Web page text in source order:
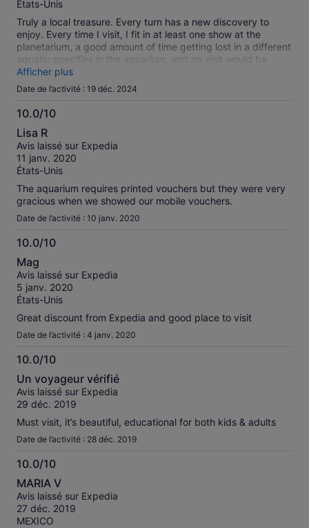
États-Unis
Truly a local treasure. Every turn has a new discovery to
enjoy. Every time I visit, I fit in at least one show at the
planetarium, a good amount of time getting lost in a different
aquatic specifies in the aquarium, and no visit would be
complete without visiting the one original wing of the old
Academy, The Africa Wing. The dioramas are gorgeous, but
Afficher plus
Date de l’activité : 19 déc. 2024
10.0/10
10.0
sur
10
Lisa R
Avis laissé sur Expedia
11 janv. 2020
États-Unis
The aquarium requires printed vouchers but they were very
gracious when we showed our mobile vouchers.
Date de l’activité : 10 janv. 2020
10.0/10
10.0
sur
10
Mag
Avis laissé sur Expedia
5 janv. 2020
États-Unis
Great discount from Expedia and good place to visit
Date de l’activité : 4 janv. 2020
10.0/10
10.0
sur
10
Un voyageur vérifié
Avis laissé sur Expedia
29 déc. 2019
Must visit, it’s beautiful, educational for both kids & adults
Date de l’activité : 28 déc. 2019
10.0/10
10.0
sur
10
MARIA V
Avis laissé sur Expedia
27 déc. 2019
MEXICO